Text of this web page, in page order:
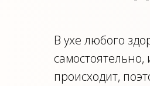
В ухе любого
происходит,